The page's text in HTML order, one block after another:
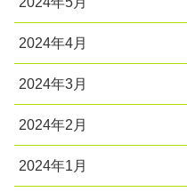
2024年4月
2024年3月
2024年2月
2024年1月